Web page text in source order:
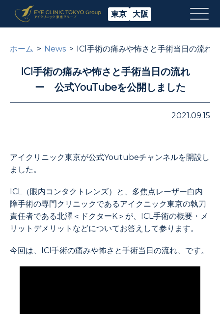
東京 大阪
ホーム News ICl手術の痛みや怖さと手術当日の流
ICl手術の痛みや怖さと手術当日の流れ
ー 公式YouTubeを公開しました
2021.09.15
アイクリニック東京が公式Youtubeチャンネルを開設し
ました。
ICL（眼内コンタクトレンズ）と、多焦点レーザー白内
障手術の専門クリニックであるアイクニック東京の執刀
責任者である北澤＜ドクターK＞が、ICL手術の概要・メ
リットデメリットなどについてお答えして参ります。
今回は、ICl手術の痛みや怖さと手術当日の流れ、です。